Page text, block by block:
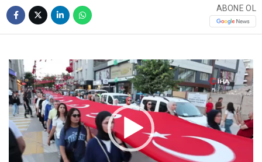
ABONE OL
Video
oynatıcı